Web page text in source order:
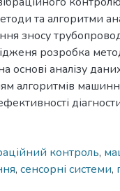
та алгоритми
зносу
розробка
основі аналізу
алгоритмів
контроль,
, сенсорні системи,